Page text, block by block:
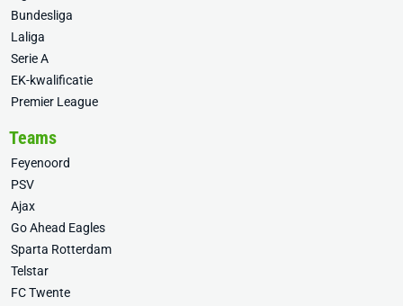
Bundesliga
Laliga
Serie A
EK-kwalificatie
Premier League
Teams
Feyenoord
PSV
Ajax
Go Ahead Eagles
Sparta Rotterdam
Telstar
FC Twente